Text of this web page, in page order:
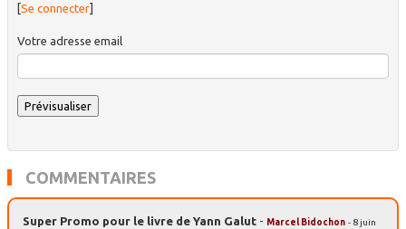
[Se connecter]
Votre adresse email
COMMENTAIRES
Super Promo pour le livre de Yann Galut - Marcel Bidochon - 8 juin